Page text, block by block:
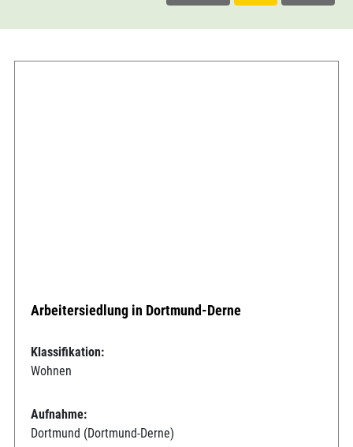
Arbeitersiedlung in Dortmund-Derne
Klassifikation:
Wohnen
Aufnahme:
Dortmund (Dortmund-Derne)